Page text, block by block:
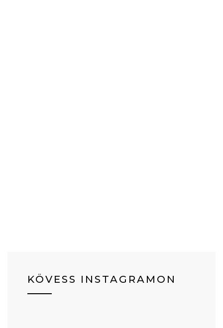
KÖVESS INSTAGRAMON